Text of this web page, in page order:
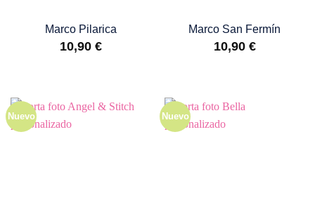
Marco Pilarica
10,90 €
Marco San Fermín
10,90 €
Nuevo Nuevo